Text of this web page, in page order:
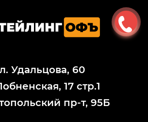
Удальцова, 60
17 стр.1
пр-т, 95Б